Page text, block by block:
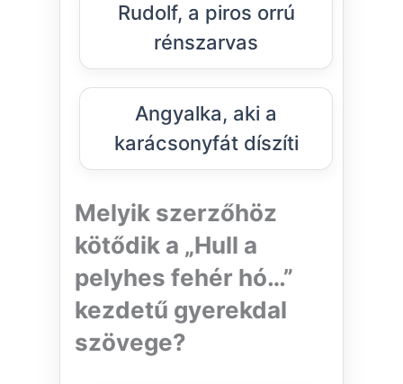
Rudolf, a piros orrú
rénszarvas
Angyalka, aki a
karácsonyfát díszíti
Melyik szerzőhöz
kötődik a „Hull a
pelyhes fehér hó…”
kezdetű gyerekdal
szövege?